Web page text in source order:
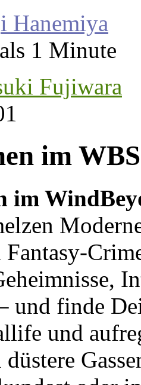
Hanemiya
1 Minute
Fujiwara
im WBS
im
und finde
und